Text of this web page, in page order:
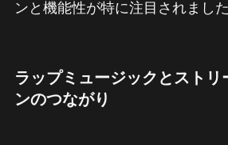
ンと機能性が特に注目されました
ラップミュージックとストリ
ンのつながり